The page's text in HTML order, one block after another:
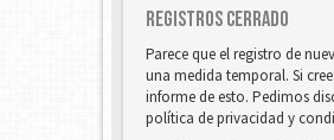
Registros cerrado
Parece que el registro de
una medida temporal. Si
informe de esto. Pedimos
política de privacidad y